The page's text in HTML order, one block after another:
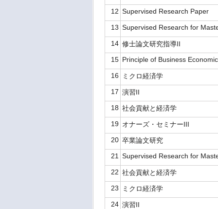
12 Supervised Research Paper
13 Supervised Research for
14 修士論文研究指導II
15 Principle of Business
16
ミクロ経済学
17 演習II
18 社会貢献と経済学
19 オナーズ・セミナーIII
20 卒業論文研究
21
Supervised Research for
22 社会貢献と経済学
23
ミクロ経済学
24 演習II